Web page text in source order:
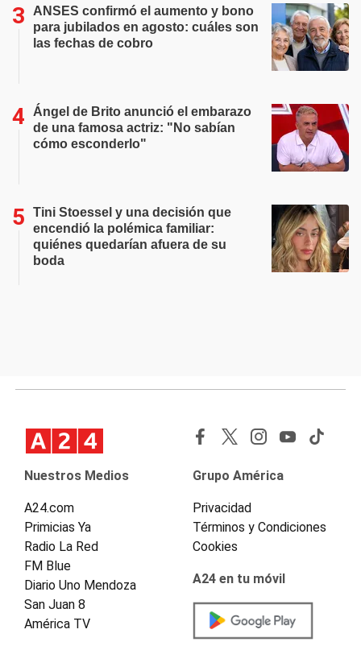
ANSES confirmó el aumento y bono
para jubilados en agosto: cuáles son
las fechas de cobro
Ángel de Brito anunció el embarazo
de una famosa actriz: "No sabían
cómo esconderlo"
Tini Stoessel y una decisión que
encendió la polémica familiar:
quiénes quedarían afuera de su
boda
Nuestros Medios
A24.com
Primicias Ya
Radio La Red
FM Blue
Diario Uno Mendoza
San Juan 8
América TV
Grupo América
Privacidad
Términos y Condiciones
Cookies
A24 en tu móvil